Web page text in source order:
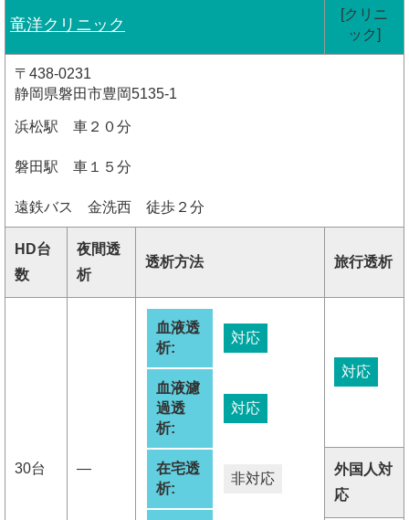
竜洋クリニック
[クリニ
ック]
〒438-0231
静岡県磐田市豊岡5135-1
浜松駅 車２０分
磐田駅 車１５分
遠鉄バス 金洗西 徒歩２分
HD台
数
夜間透
析
透析方法 旅行透析
30台 ―
血液透
析:
対応
血液濾
過透
析:
対応
在宅透
析:
非対応
対応
外国人対
応